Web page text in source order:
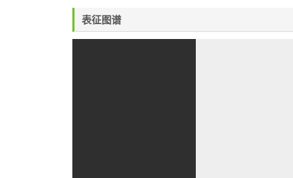
表征图谱